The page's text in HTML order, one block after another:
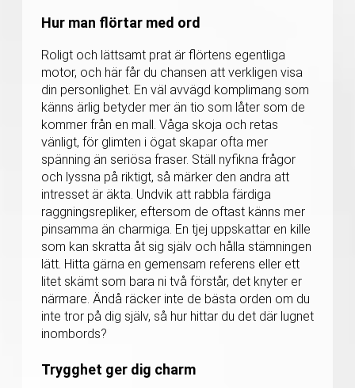
Hur man flörtar med ord
Roligt och lättsamt prat är flörtens egentliga
motor, och här får du chansen att verkligen visa
din personlighet. En väl avvägd komplimang som
känns ärlig betyder mer än tio som låter som de
kommer från en mall. Våga skoja och retas
vänligt, för glimten i ögat skapar ofta mer
spänning än seriösa fraser. Ställ nyfikna frågor
och lyssna på riktigt, så märker den andra att
intresset är äkta. Undvik att rabbla färdiga
raggningsrepliker, eftersom de oftast känns mer
pinsamma än charmiga. En tjej uppskattar en kille
som kan skratta åt sig själv och hålla stämningen
lätt. Hitta gärna en gemensam referens eller ett
litet skämt som bara ni två förstår, det knyter er
närmare. Ändå räcker inte de bästa orden om du
inte tror på dig själv, så hur hittar du det där lugnet
inombords?
Trygghet ger dig charm